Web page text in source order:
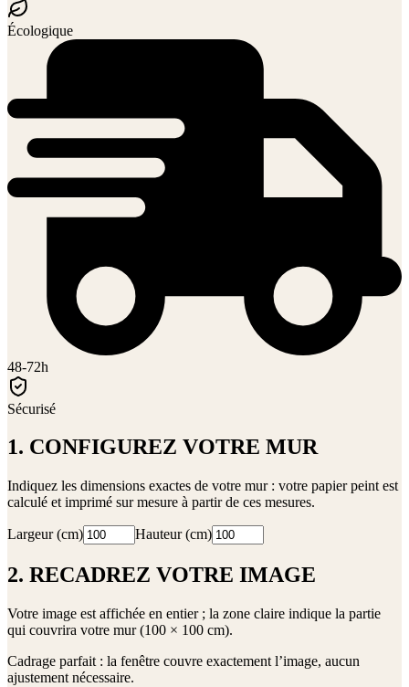
Écologique
48-72h
Sécurisé
1. CONFIGUREZ VOTRE MUR
Indiquez les dimensions exactes de votre mur : votre papier peint est
calculé et imprimé sur mesure à partir de ces mesures.
Largeur (cm) Hauteur (cm)
2. RECADREZ VOTRE IMAGE
Votre image est affichée en entier ; la zone claire indique la partie
qui couvrira votre mur (100 × 100 cm).
Cadrage parfait : la fenêtre couvre exactement l’image, aucun
ajustement nécessaire.